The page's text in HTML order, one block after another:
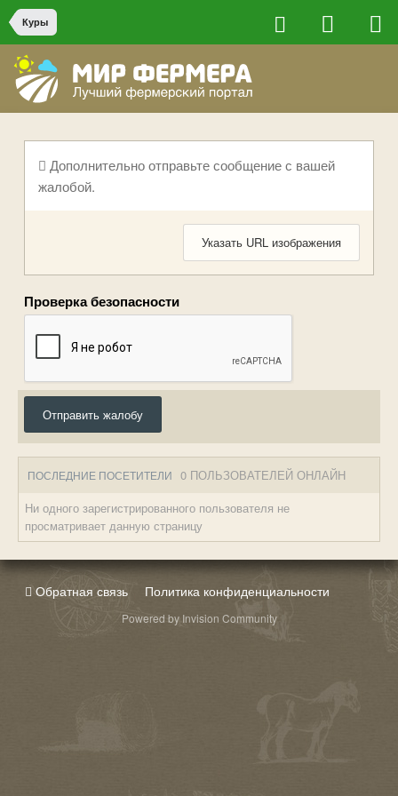
Куры
Дополнительно отправьте сообщение с вашей
жалобой.
Указать URL изображения
Проверка безопасности
Отправить жалобу
ПОСЛЕДНИЕ ПОСЕТИТЕЛИ 0 ПОЛЬЗОВАТЕЛЕЙ ОНЛАЙН
Ни одного зарегистрированного пользователя не
просматривает данную страницу
Обратная связь Политика конфиденциальности
Powered by Invision Community